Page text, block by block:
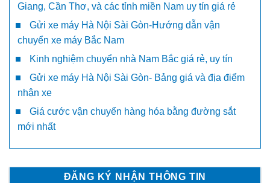
Giang, Cần Thơ, và các tỉnh miền Nam uy tín giá rẻ
Gửi xe máy Hà Nội Sài Gòn-Hướng dẫn vận
chuyển xe máy Bắc Nam
Kinh nghiệm chuyển nhà Nam Bắc giá rẻ, uy tín
Gửi xe máy Hà Nội Sài Gòn- Bảng giá và địa điểm
nhận xe
Giá cước vận chuyển hàng hóa bằng đường sắt
mới nhất
ĐĂNG KÝ NHẬN THÔNG TIN